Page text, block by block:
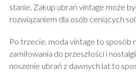
stanie. Zakup ubrań vintage może
rozwiązaniem dla osób ceniących
Po trzecie, moda vintage to sposób
zamiłowania do przeszłości i
noszenie ubrań z dawnych lat to